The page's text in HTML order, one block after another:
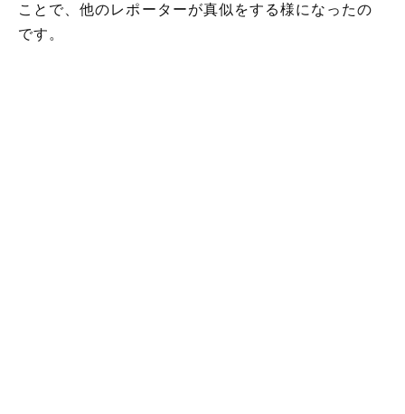
ことで、他のレポーターが真似をする様になったの
です。